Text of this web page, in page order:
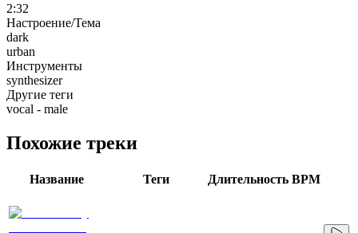
2:32
Настроение/Тема
dark
urban
Инструменты
synthesizer
Другие теги
vocal - male
Похожие треки
Название Теги Длительность BPM